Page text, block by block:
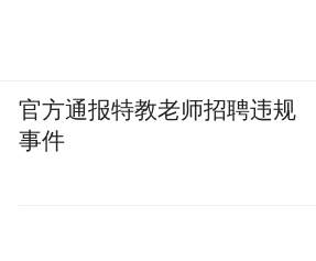
官方通报特教老师招聘违规
事件